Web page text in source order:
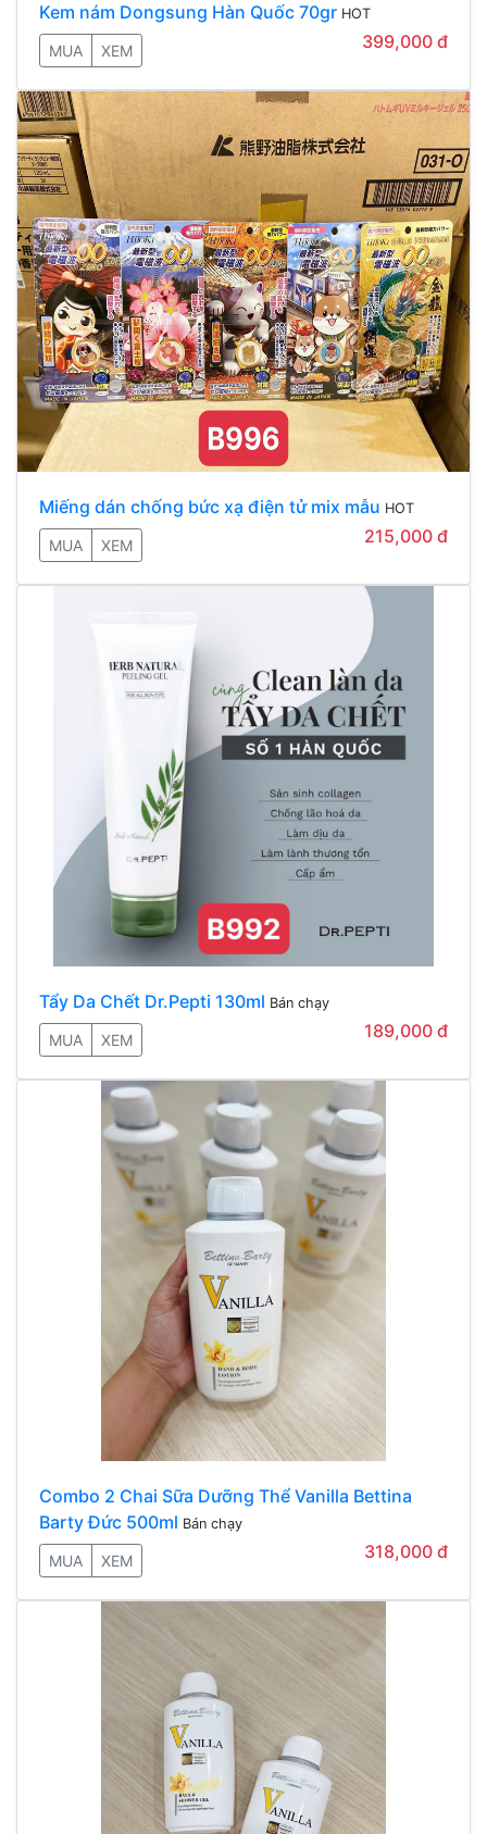
Kem nám Dongsung Hàn Quốc 70gr HOT
MUA XEM 399,000 đ
Miếng dán chống bức xạ điện tử mix mẫu HOT
MUA XEM 215,000 đ
Tẩy Da Chết Dr.Pepti 130ml Bán chạy
MUA XEM 189,000 đ
Combo 2 Chai Sữa Dưỡng Thể Vanilla Bettina
Barty Đức 500ml Bán chạy
MUA XEM 318,000 đ